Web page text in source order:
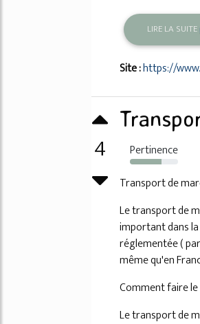
LIRE LA SUITE
Site :https://
4 Pertinence
66%
Transport de
Le transport de
important dans
réglementée (
même qu'en
Comment faire
Le transport de